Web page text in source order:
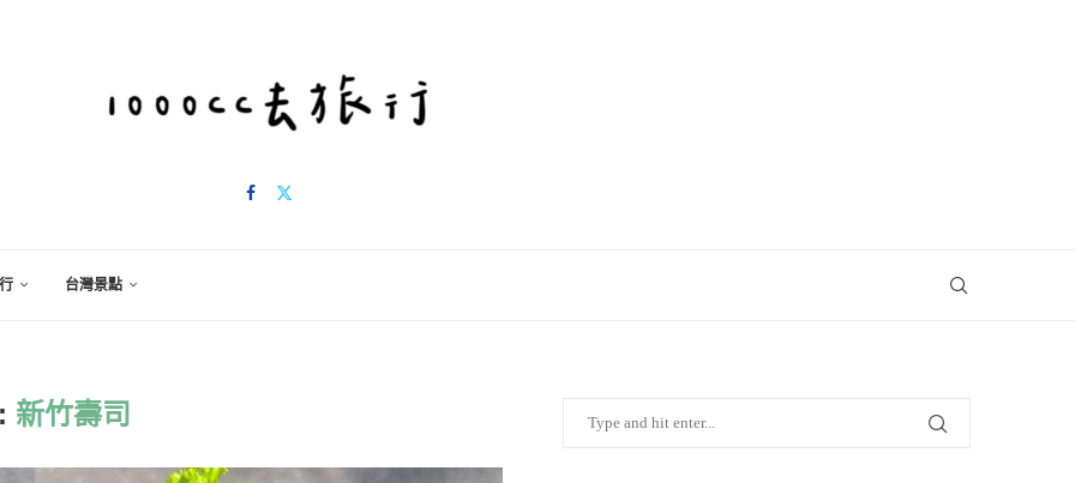
台灣景點
新竹壽司